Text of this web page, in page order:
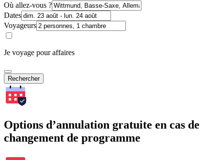
Où allez-vous ?
Dates
Voyageurs
Je voyage pour affaires
Rechercher
Options d’annulation gratuite en cas de
changement de programme